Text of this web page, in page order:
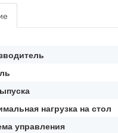
нагрузка на стол
управления